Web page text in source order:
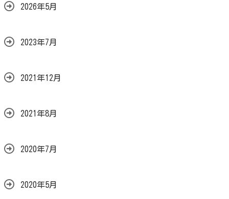
2026年5月
2023年7月
2021年12月
2021年8月
2020年7月
2020年5月